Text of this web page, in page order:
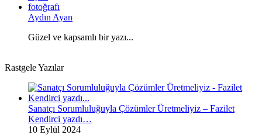
Aydın Ayan
Güzel ve kapsamlı bir yazı...
Rastgele Yazılar
Sanatçı Sorumluluğuyla Çözümler Üretmeliyiz – Fazilet
Kendirci yazdı…
10 Eylül 2024